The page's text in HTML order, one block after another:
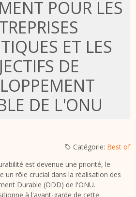
POUR LES
ET LES
DE
DE L'ONU
Catégorie: Best of
est devenue une priorité, le
un rôle crucial dans la réalisation des
Durable (ODD) de l'ONU.
à l'avant-garde de cette